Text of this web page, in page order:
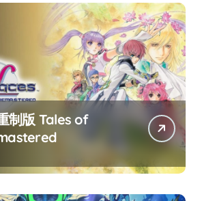
制版 Tales of